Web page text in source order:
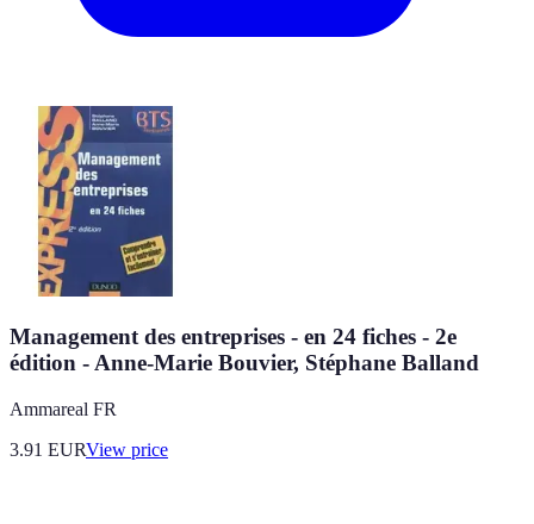
Management des entreprises - en 24 fiches - 2e
édition - Anne-Marie Bouvier, Stéphane Balland
Ammareal FR
3.91 EURView price